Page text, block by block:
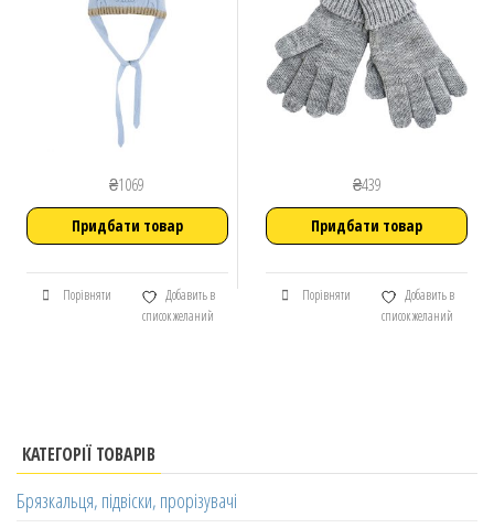
₴1069
Придбати товар
Порівняти
Добавить в
список желаний
₴439
Придбати товар
Порівняти
Добавить в
список желаний
КАТЕГОРІЇ ТОВАРІВ
Брязкальця, підвіски, прорізувачі